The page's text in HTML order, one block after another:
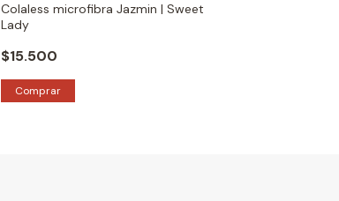
Colaless microfibra Jazmin | Sweet
Lady
$15.500
Comprar